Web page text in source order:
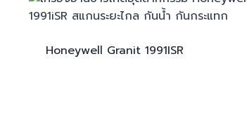
Honeywell Granit1991ISR